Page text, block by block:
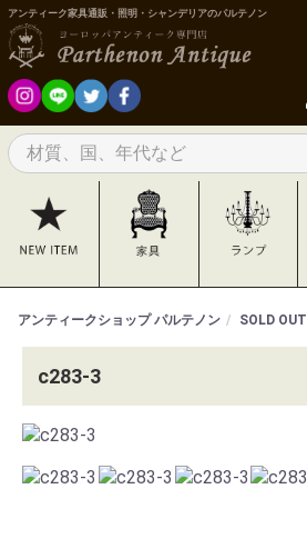
アンティーク家具通販・照明・シャンデリアのパルテノン
アンティークショップ パルテノン SOLD OUT
c283-3